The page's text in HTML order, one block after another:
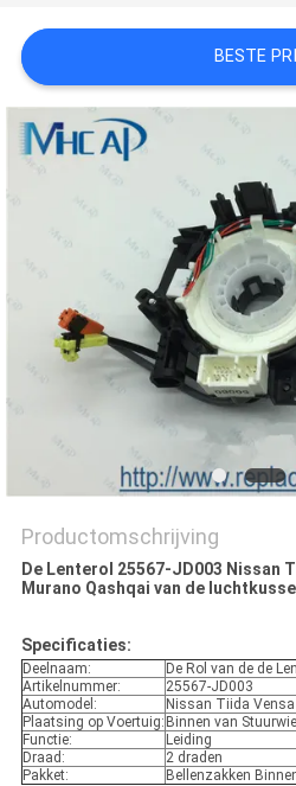
PRIVACY
POLICY
BESTE
Productomschrijving
De Lenterol 25567-JD003 Nissan
Murano Qashqai van de
Specificaties:
Deelnaam:
De Rol van de de
Artikelnummer:
25567-JD003
Automodel:
Nissan Tiida
Plaatsing op Voertuig: Binnen van Stuurwiel
Functie:
Leiding
Draad:
2 draden
Pakket:
Bellenzakken